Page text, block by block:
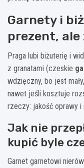
Garnety i
prezent, ale
Praga lubi biżuterię i
z granatami (czeskie
wdzięczny, bo jest
nawet jeśli kosztuje
rzeczy: jakość oprawy i
Jak nie
kupić byle
Garnet garnetowi